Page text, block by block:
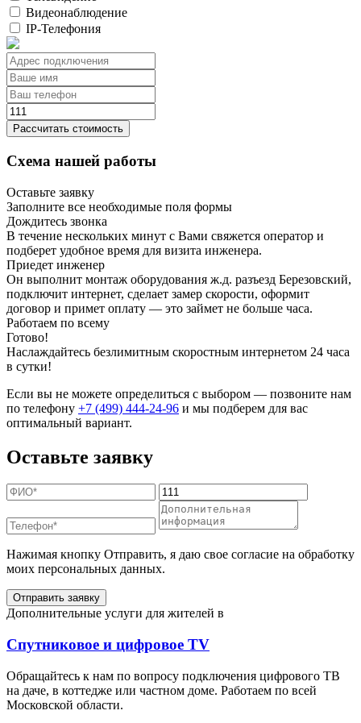
Видеонаблюдение
IP-Телефония
Рассчитать стоимость
Схема нашей работы
Оставьте заявку
Заполните все необходимые поля формы
Дождитесь звонка
В течение нескольких минут с Вами свяжется оператор и
подберет удобное время для визита инженера.
Приедет инженер
Он выполнит монтаж оборудования ж.д. разъезд Березовский,
подключит интернет, сделает замер скорости, оформит
договор и примет оплату — это займет не больше часа.
Работаем по всему
Готово!
Наслаждайтесь безлимитным скоростным интернетом 24 часа
в сутки!
Если вы не можете определиться с выбором — позвоните нам
по телефону +7 (499) 444-24-96 и мы подберем для вас
оптимальный вариант.
Оставьте заявку
Нажимая кнопку Отправить, я даю свое согласие на обработку
моих персональных данных.
Отправить заявку
Дополнительные услуги для жителей в
Спутниковое и цифровое TV
Обращайтесь к нам по вопросу подключения цифрового ТВ
на даче, в коттедже или частном доме. Работаем по всей
Московской области.